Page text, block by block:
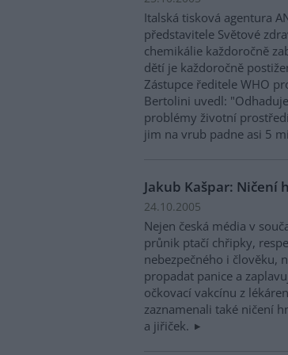
Italská tisková agentura
představitele Světové
chemikálie každoročně
dětí je každoročně
Zástupce ředitele WHO
Bertolini uvedl:
problémy životní
jim na vrub padne asi 5
Jakub Kašpar: Ničení
24.10.2005
Nejen česká média v
průnik ptačí chřipky,
nebezpečného i člověku,
propadat panice a
očkovací vakcínu z
zaznamenali také ničení
a jiřiček.